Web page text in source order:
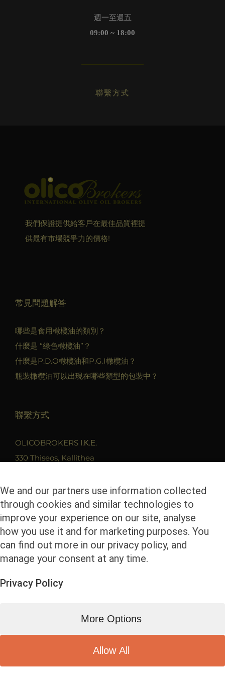
週一至週五
09:00 ~ 18:00
聯繫方式
我們保證提供給客戶在最佳品質裡提
供最有市場競爭力的價格!
常見問題解答
哪些是食用橄欖油的類別？
什麼是 “綠色橄欖油”？
什麼是P.D.O橄欖油和P.G.I橄欖油？
瓶裝橄欖油可以出現在哪些類型的包裝中？
聯繫方式
OLICOBROKERS Ι.Κ.Ε.
330 Thiseos, Kallithea
電話號碼 210 9419279
傳真 2109400680
郵件 info@olicobrokers.com
Reserved | Powered byeSolution
FacebookInstagram
We and our partners use information collected
through cookies and similar technologies to
improve your experience on our site, analyse
how you use it and for marketing purposes. You
can find out more in our privacy policy, and
manage your consent at any time.
Privacy Policy
More Options
Allow All